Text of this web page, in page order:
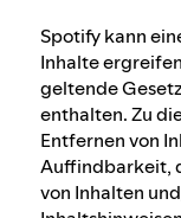
Spotify kann
Inhalte
geltende
enthalten. Zu
Entfernen von
Auffindbarkeit,
von Inhalten